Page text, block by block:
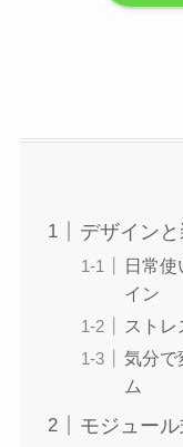
デザイン
日常
イン
スト
気分で
ム
モジュー